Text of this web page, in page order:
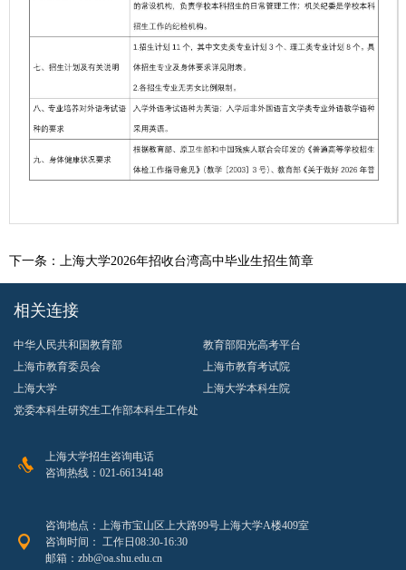
下一条：
上海大学2026年招收台湾高中毕业生招生简章
相关连接
中华人民共和国教育部
教育部阳光高考平台
上海市教育委员会
上海市教育考试院
上海大学
上海大学本科生院
党委本科生研究生工作部本科生工作处
上海大学招生咨询电话
咨询热线：021-66134148
咨询地点：上海市宝山区上大路99号上海大学A楼409室
咨询时间： 工作日08:30-16:30
邮箱：zbb@oa.shu.edu.cn